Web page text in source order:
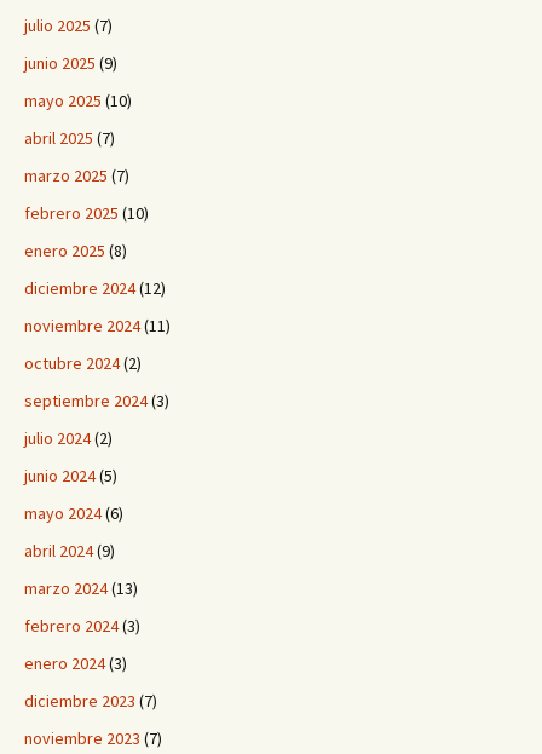
julio 2025 (7)
junio 2025 (9)
mayo 2025 (10)
abril 2025 (7)
marzo 2025 (7)
febrero 2025 (10)
enero 2025 (8)
diciembre 2024(12)
noviembre 2024(11)
octubre 2024(2)
septiembre 2024(3)
julio 2024(2)
junio 2024(5)
mayo 2024(6)
abril 2024(9)
marzo 2024(13)
febrero 2024(3)
enero 2024(3)
diciembre 2023 (7)
noviembre 2023 (7)